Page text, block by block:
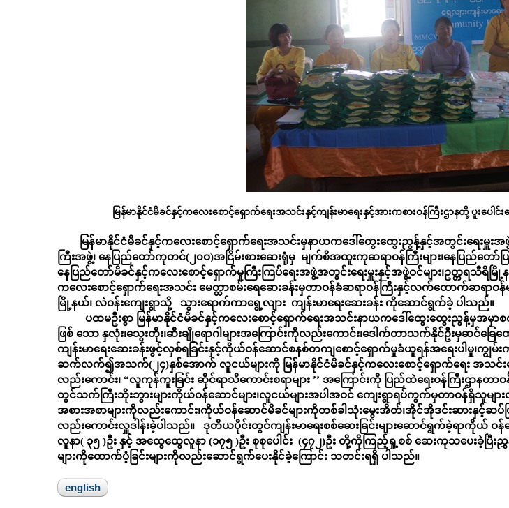
မြန်မာနိုင်ငံမိခင်နှင့်ကလေးစောင့်ရှောက်ရေးအသင်းနှင့်ကျန်းမာရေးနှင့်အားကစားဝန်ကြီးဌာနတို့ ပူးပ
မြန်မာနိုင်ငံမိခင်နှင့်ကလေးစောင့်ရှောက်ရေးအသင်းမှနာယကဒေါ်ထွေးထွေးညွန့်နှင့်အတွင်းရေးမှူ
ကြီးအဖွဲ့၊ နေပြည်တော်ကုတင်(၂၀ဝ)အငြိမ်းစားဆေးရုံမှ မျက်စိအထူးကုဆရာဝန်ကြီးများ၊နေပြည်တော်
နေပြည်တော်မိခင်နှင့်ကလေးစောင့်ရှောက်မှုကြီးကြပ်ရေးအဖွဲ့အတွင်းရေးမှူးနှင့်အဖွဲ့ဝင်များ၊ဥတ္တရသီရိမြို့
ကလေးစောင့်ရှောက်ရေးအသင်း မေတ္တာစမ်းရေဆေးခန်းမှတာဝန်ခံဆရာဝန်ကြီးနှင့်လက်ထောက်ဆရာဝ
မြို့နယ်၊ လဲဝန်းကျေးရွာသို့ သွားရောက်ကာရွေ့လျား ကျန်းမာရေးဆေးခန်း ကိုဆောင်ရွက်ခဲ့ ပါသည်။
ပထမဦးစွာ မြန်မာနိုင်ငံမိခင်နှင့်ကလေးစောင့်ရှောက်ရေးအသင်းနာယကဒေါ်ထွေးထွေးညွန့်မှအမှာစက
ဖြစ် သော နှလုံး၊သွေးတိုး၊ဆီးချိုရောဂါများအကြောင်းကိုလည်းကောင်း၊ဒေါက်တာသက်နိုင်ဦးမှဆင်ခြ
ကျန်းမာရေးဆေးခန်းဖွင့်လှစ်ရခြင်းနှင့်ကိုယ်ဝန်ဆောင်စနစ်တကျစောင့်ရှောက်မှုခံယူရန်အရေးပါမှု၊ကျွမ်းက
ဆက်လက်၍အသက်(၂၄)နှစ်အောက် လူငယ်များကို မြန်မာနိုင်ငံမိခင်နှင့်ကလေးစောင့်ရှောက်ရေး အသင်း
လည်းကောင်း၊ “လူကုန်ကူးခြင်း ဆိုင်ရာသိကောင်းစရာများ ’’ အကြောင်းကို ပြည်ထဲရေးဝန်ကြီးဌာနတ
တွင်သက်ကြီးဘိုးဘွားများကိုယ်ဝန်ဆောင်များ၊လူငယ်များအပါအဝင် ကျေးရွာရပ်ကွက်မှတာဝန်ရှိသူမ
အစားအစာများကိုလည်းကောင်း၊ကိုယ်ဝန်ဆောင်မိခင်များကိုတစ်ခါသုံးမွေးအိတ်၊အိုင်အိုဒင်းဆားနှင့်ဆပ်ပ
လည်းကောင်းလှူဒါန်းခဲ့ပါသည်။ ဒုတိယပိုင်းတွင်ကျန်းမာရေးစစ်ဆေးခြင်းများဆောင်ရွက်ခဲ့ရာကိုယ် ဝန်ဆ
လူနာ( ၃၅ )ဦး နှင့် အထွေထွေလူနာ (၁၇၅ )ဦး စုစုပေါင်း (၄၇၂)ဦး တို့ကိုကြည့်ရှု့စစ် ဆေးကုသပေးခဲ့ပြီး
များကိုထောက်ပံ့ခြင်းများကိုလည်းဆောင်ရွက်ပေးနိုင်ခဲ့ကြောင်း သတင်းရရှိ ပါသည်။
english